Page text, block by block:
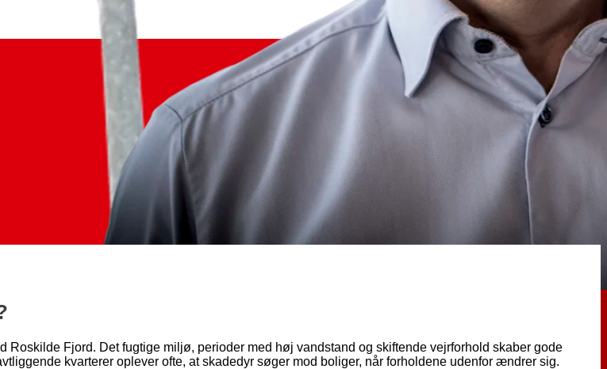
Fjord. Det fugtige miljø, perioder med høj vandstand og skiftende vejrforhold skaber gode
kvarterer oplever ofte, at skadedyr søger mod boliger, når forholdene udenfor ændrer sig.